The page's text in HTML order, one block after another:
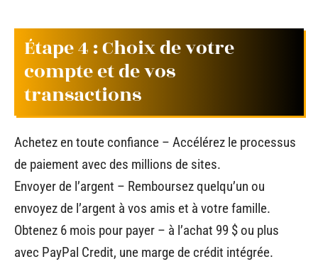
Étape 4 : Choix de votre
compte et de vos
transactions
Achetez en toute confiance – Accélérez le processus
de paiement avec des millions de sites.
Envoyer de l’argent – Remboursez quelqu’un ou
envoyez de l’argent à vos amis et à votre famille.
Obtenez 6 mois pour payer – à l’achat 99 $ ou plus
avec PayPal Credit, une marge de crédit intégrée.